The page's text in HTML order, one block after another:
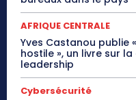
AFRIQUE CENTRALE
Yves Castanou publie
hostile », un livre sur
leadership
Cybersécurité